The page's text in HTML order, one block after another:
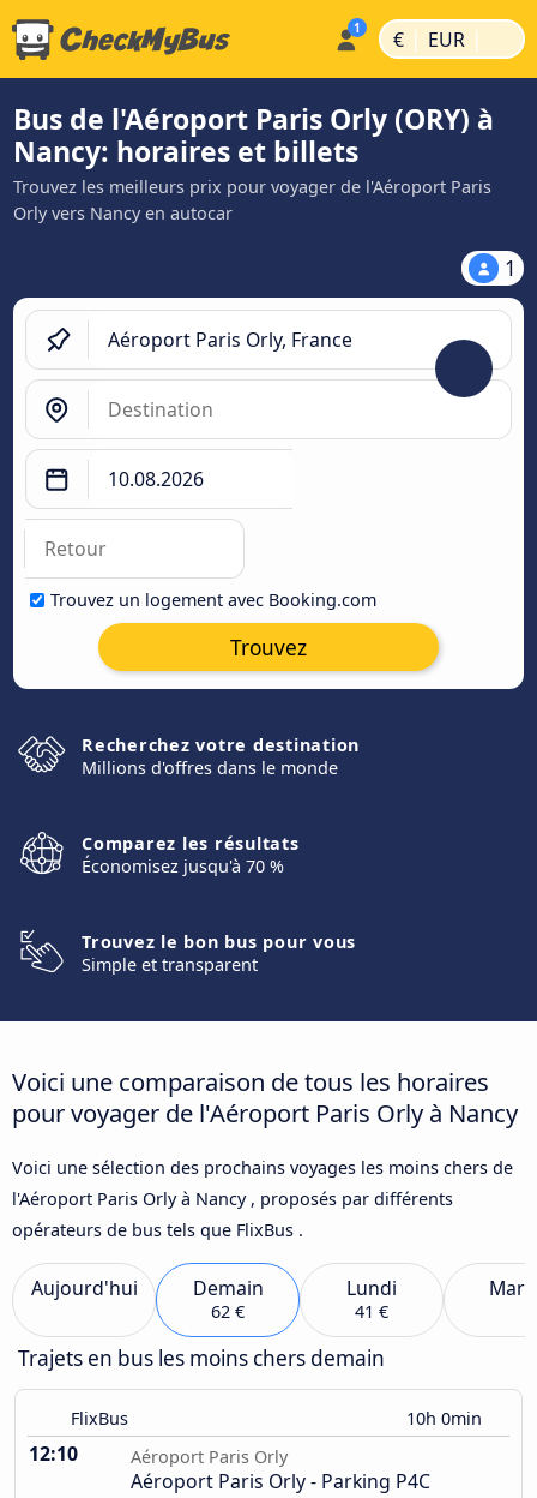
€ | EUR |
Bus de l'Aéroport Paris Orly (ORY) à
Nancy: horaires et billets
Trouvez les meilleurs prix pour voyager de l'Aéroport Paris
Orly vers Nancy en autocar
1
Trouvez un logement avec Booking.com
Trouvez
Recherchez votre destination
Millions d'offres dans le monde
Comparez les résultats
Économisez jusqu'à 70 %
Trouvez le bon bus pour vous
Simple et transparent
Voici une comparaison de tous les horaires
pour voyager de l'Aéroport Paris Orly à Nancy
Voici une sélection des prochains voyages les moins chers de
l'Aéroport Paris Orly à Nancy , proposés par différents
opérateurs de bus tels que FlixBus .
Aujourd'hui Demain
62 €
Lundi
41 €
Trajets en bus les moins chers demain
FlixBus 10h 0min
12:10 Aéroport Paris Orly
Aéroport Paris Orly - Parking P4C